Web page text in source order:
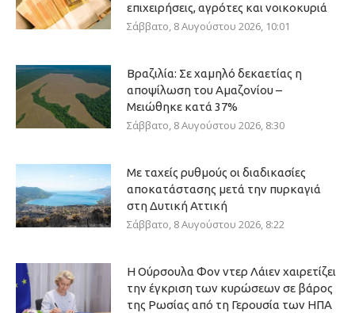
επιχειρήσεις, αγρότες και νοικοκυριά
Σάββατο, 8 Αυγούστου 2026, 10:01
Βραζιλία: Σε χαμηλό δεκαετίας η
αποψίλωση του Αμαζονίου –
Μειώθηκε κατά 37%
Σάββατο, 8 Αυγούστου 2026, 8:30
Με ταχείς ρυθμούς οι διαδικασίες
αποκατάστασης μετά την πυρκαγιά
στη Δυτική Αττική
Σάββατο, 8 Αυγούστου 2026, 8:22
Η Ούρσουλα Φον ντερ Λάιεν χαιρετίζει
την έγκριση των κυρώσεων σε βάρος
της Ρωσίας από τη Γερουσία των ΗΠΑ